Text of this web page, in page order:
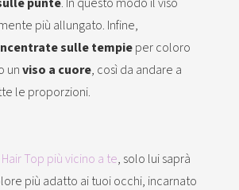
più allungato. Infine,
sulle tempieper coloro
unviso a cuore, così da andare a
le proporzioni.
Top più vicino a te, solo lui saprà
più adatto ai tuoi occhi, incarnato